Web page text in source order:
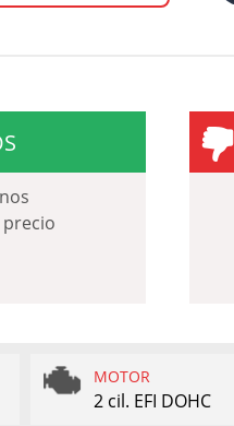
precio
MOTOR
2 cil. EFI DOHC